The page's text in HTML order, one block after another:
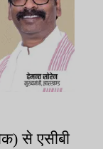
से एसीबी